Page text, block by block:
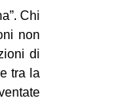
Chi
non
di
tra la